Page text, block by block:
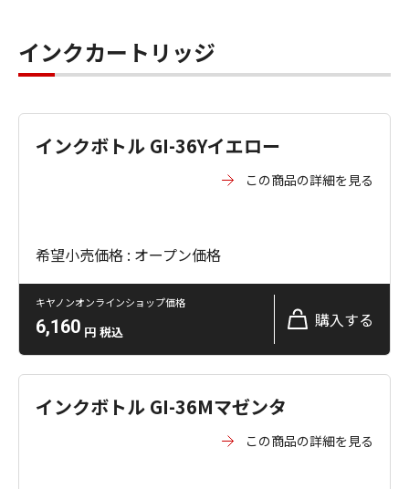
インクカートリッジ
インクボトル GI-36Yイエロー
この商品の詳細を見る
希望小売価格 : オープン価格
キヤノンオンラインショップ価格
6,160 円 税込
購入する
インクボトル GI-36Mマゼンタ
この商品の詳細を見る